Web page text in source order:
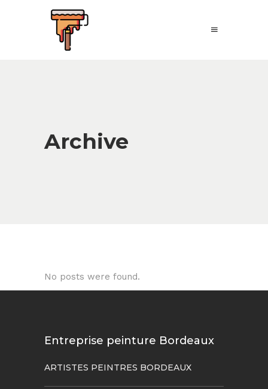
Archive
No posts were found.
Entreprise peinture Bordeaux
ARTISTES PEINTRES BORDEAUX